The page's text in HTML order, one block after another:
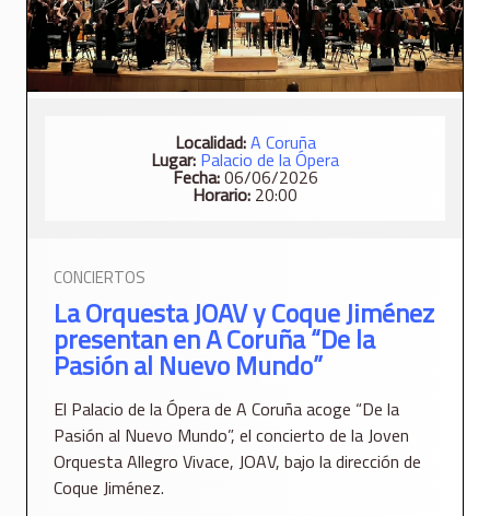
Localidad:A Coruña
Lugar: Palacio de la Ópera
Fecha:06/06/2026
Horario: 20:00
CONCIERTOS
La Orquesta JOAV y Coque Jiménez
presentan en A Coruña “De la
Pasión al Nuevo Mundo”
El Palacio de la Ópera de A Coruña acoge “De la
Pasión al Nuevo Mundo”, el concierto de la Joven
Orquesta Allegro Vivace, JOAV, bajo la dirección de
Coque Jiménez.